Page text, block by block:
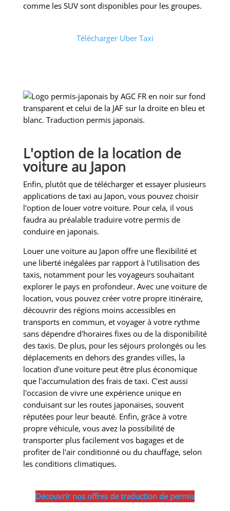
comme les SUV sont disponibles pour les groupes.
Télécharger Uber Taxi
L'option de la location de
voiture au Japon
Enfin, plutôt que de télécharger et essayer plusieurs
applications de taxi au Japon, vous pouvez choisir
l'option de louer votre voiture. Pour cela, il vous
faudra au préalable traduire votre permis de
conduire en japonais.
Louer une voiture au Japon offre une flexibilité et
une liberté inégalées par rapport à l'utilisation des
taxis, notamment pour les voyageurs souhaitant
explorer le pays en profondeur. Avec une voiture de
location, vous pouvez créer votre propre itinéraire,
découvrir des régions moins accessibles en
transports en commun, et voyager à votre rythme
sans dépendre d'horaires fixes ou de la disponibilité
des taxis. De plus, pour les séjours prolongés ou les
déplacements en dehors des grandes villes, la
location d'une voiture peut être plus économique
que l'accumulation des frais de taxi. C'est aussi
l'occasion de vivre une expérience unique en
conduisant sur les routes japonaises, souvent
réputées pour leur beauté. Enfin, grâce à votre
propre véhicule, vous avez la possibilité de
transporter plus facilement vos bagages et de
profiter de l'air conditionné ou du chauffage, selon
les conditions climatiques.
Découvrir nos offres de traduction de permis